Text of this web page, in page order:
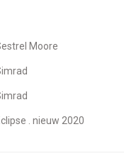
Sestrel Moore
Simrad
Simrad
Eclipse . nieuw 2020